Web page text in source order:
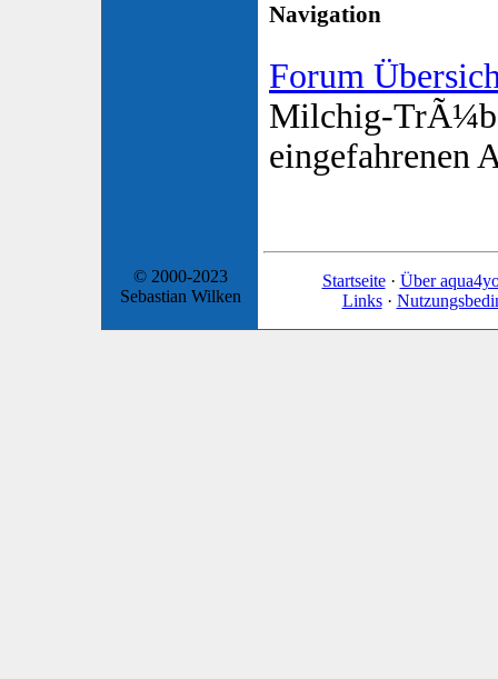
Navigation
Forum
Milchig-
eingefahrenen
© 2000-2023
Sebastian Wilken
Startseite· Über
Links·